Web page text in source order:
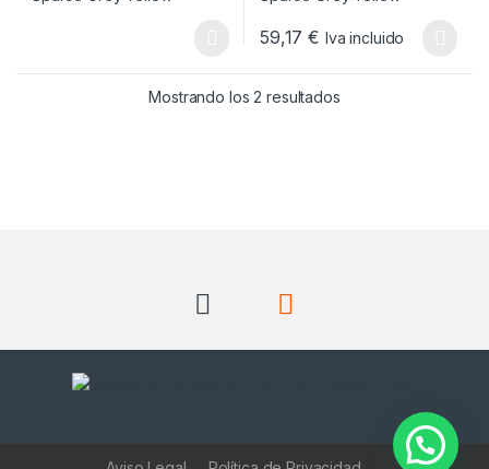
59,17€ Iva incluido
Este producto tiene múltiples
Mostrando los 2 resultadosOrdenado por